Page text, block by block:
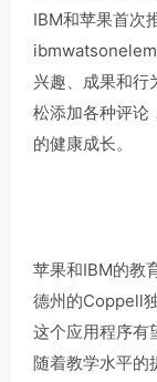
IBM和苹果首次
兴趣、成果和行
松添加各种评论
的健康成长。
苹果和IBM的教
德州的Coppell
这个应用程序有
随着教学水平的